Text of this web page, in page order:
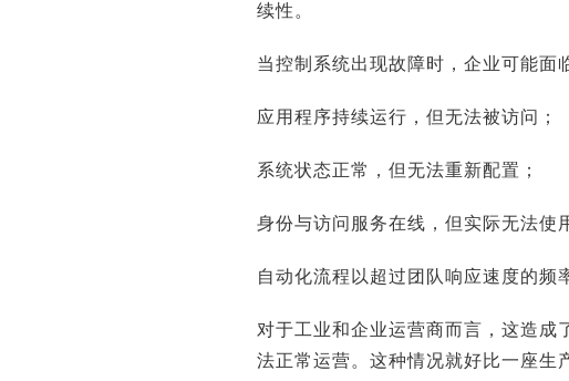
续性。
当控制系统出现故障时，企业可能面
应用程序持续运行，但无法被访问；
系统状态正常，但无法重新配置；
身份与访问服务在线，但实际无法使
自动化流程以超过团队响应速度的频
对于工业和企业运营商而言，这造
法正常运营。这种情况就好比一座生